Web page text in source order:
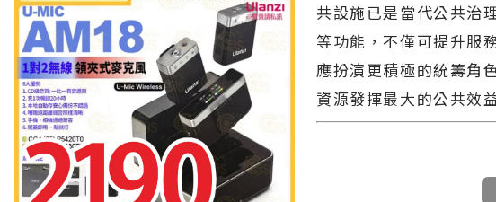
共設施已是當代公共治
等功能，不僅可提升服
應扮演更積極的統籌角
資源發揮最大的公共效